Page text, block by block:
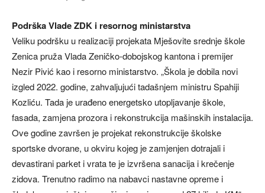
Podrška Vlade ZDK i resornog ministarstva
Veliku podršku u realizaciji projekata Mješovite srednje škole
Zenica pruža Vlada Zeničko-dobojskog kantona i premijer
Nezir Pivić kao i resorno ministarstvo. „Škola je dobila novi
izgled 2022. godine, zahvaljujući tadašnjem ministru Spahiji
Kozliću. Tada je urađeno energetsko utopljavanje škole,
fasada, zamjena prozora i rekonstrukcija mašinskih instalacija.
Ove godine završen je projekat rekonstrukcije školske
sportske dvorane, u okviru kojeg je zamjenjen dotrajali i
devastirani parket i vrata te je izvršena sanacija i krečenje
zidova. Trenutno radimo na nabavci nastavne opreme i